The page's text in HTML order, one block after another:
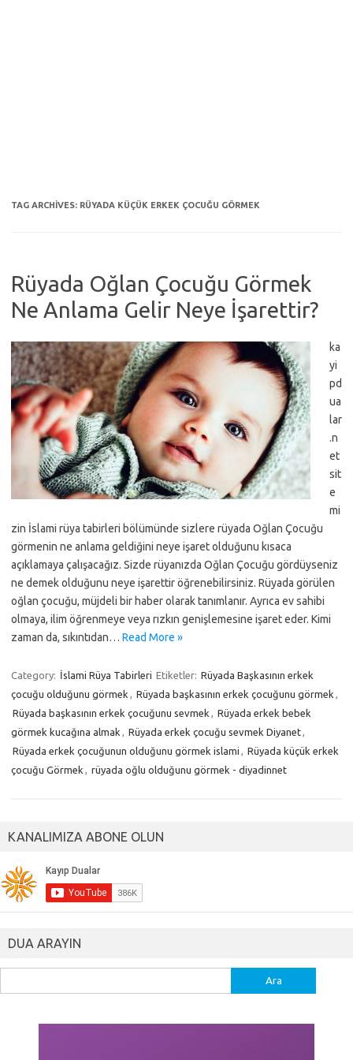
TAG ARCHIVES: RÜYADA KÜÇÜK ERKEK ÇOCUĞU GÖRMEK
Rüyada Oğlan Çocuğu Görmek
Ne Anlama Gelir Neye İşarettir?
ka
yi
pd
ua
lar
.n
et
sit
e
mi
zin İslami rüya tabirleri bölümünde sizlere rüyada Oğlan Çocuğu
görmenin ne anlama geldiğini neye işaret olduğunu kısaca
açıklamaya çalışacağız. Sizde rüyanızda Oğlan Çocuğu gördüyseniz
ne demek olduğunu neye işarettir öğrenebilirsiniz. Rüyada görülen
oğlan çocuğu, müjdeli bir haber olarak tanımlanır. Ayrıca ev sahibi
olmaya, ilim öğrenmeye veya rızkın genişlemesine işaret eder. Kimi
zaman da, sıkıntıdan… Read More »
Category: İslami Rüya Tabirleri Etiketler: Rüyada Başkasının erkek
çocuğu olduğunu görmek , Rüyada başkasının erkek çocuğunu görmek ,
Rüyada başkasının erkek çocuğunu sevmek , Rüyada erkek bebek
görmek kucağına almak , Rüyada erkek çocuğu sevmek Diyanet,
Rüyada erkek çocuğunun olduğunu görmek islami , Rüyada küçük erkek
çocuğu Görmek , rüyada oğlu olduğunu görmek - diyadinnet
KANALIMIZA ABONE OLUN
DUA ARAYIN